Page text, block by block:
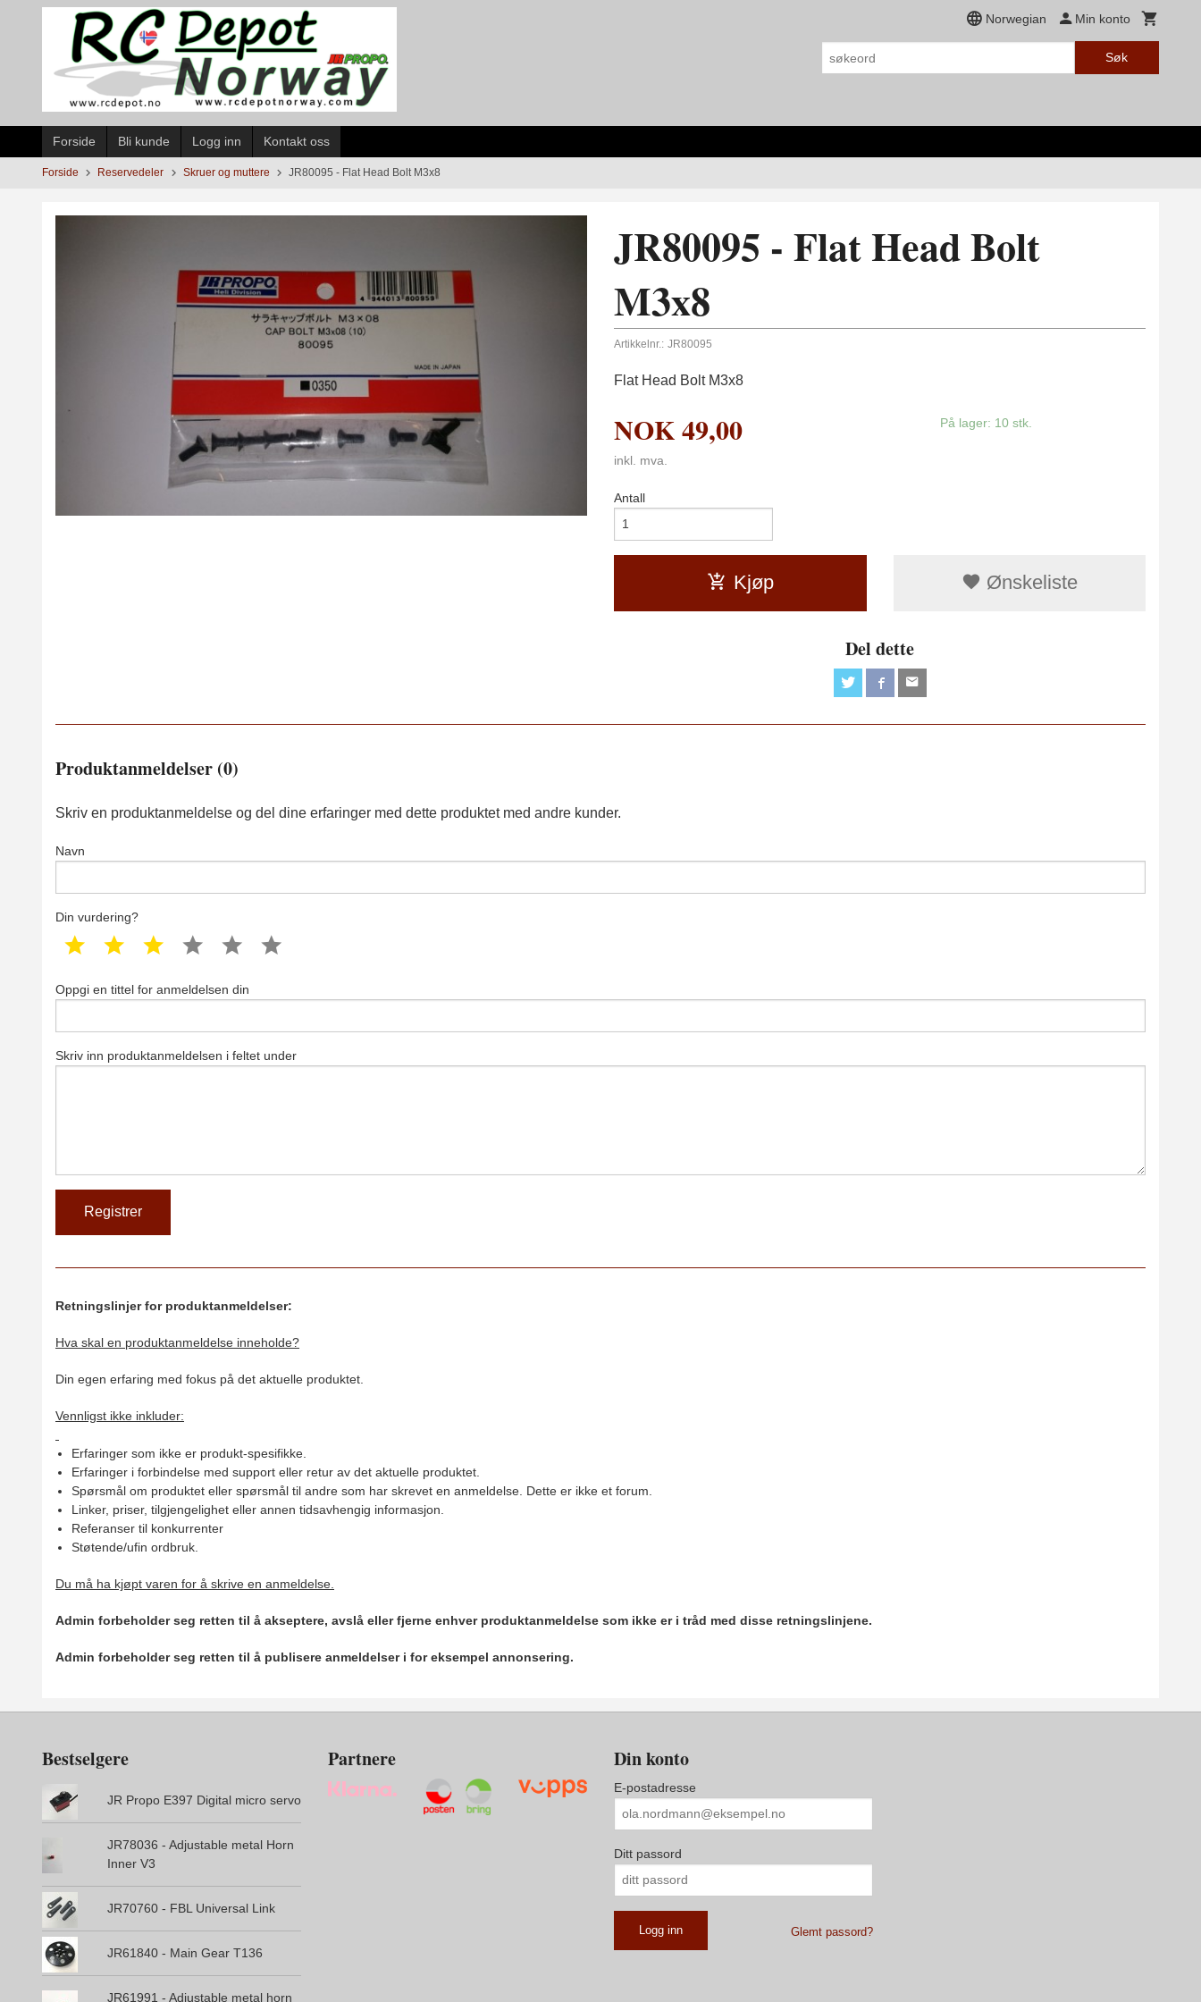
Norwegian Min konto
Søk
Forside Bli kunde Logg inn Kontakt oss
Forside Reservedeler Skruer og muttere JR80095 - Flat Head Bolt M3x8
JR80095 - Flat Head Bolt
M3x8
Artikkelnr.: JR80095
Flat Head Bolt M3x8
NOK49,00
inkl. mva.
På lager: 10 stk.
Antall
Kjøp Ønskeliste
Del dette
Produktanmeldelser (0)
Skriv en produktanmeldelse og del dine erfaringer med dette produktet med andre kunder.
Navn
Din vurdering?
1 star 2 star 3 star 4 star 5 star
Oppgi en tittel for anmeldelsen din
Skriv inn produktanmeldelsen i feltet under
Retningslinjer for produktanmeldelser:
Hva skal en produktanmeldelse inneholde?
Din egen erfaring med fokus på det aktuelle produktet.
Vennligst ikke inkluder:
Erfaringer som ikke er produkt-spesifikke.
Erfaringer i forbindelse med support eller retur av det aktuelle produktet.
Spørsmål om produktet eller spørsmål til andre som har skrevet en anmeldelse. Dette er ikke et forum.
Linker, priser, tilgjengelighet eller annen tidsavhengig informasjon.
Referanser til konkurrenter
Støtende/ufin ordbruk.
Du må ha kjøpt varen for å skrive en anmeldelse.
Admin forbeholder seg retten til å akseptere, avslå eller fjerne enhver produktanmeldelse som ikke er i tråd med disse retningslinjene.
Admin forbeholder seg retten til å publisere anmeldelser i for eksempel annonsering.
Bestselgere
JR Propo E397 Digital micro servo
JR78036 - Adjustable metal Horn
Inner V3
JR70760 - FBL Universal Link
JR61840 - Main Gear T136
JR61991 - Adjustable metal horn
Partnere Din konto
E-postadresse
Ditt passord
Glemt passord?